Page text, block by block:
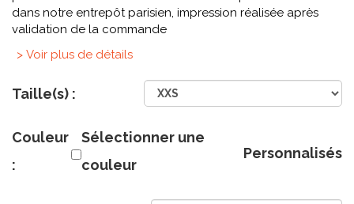
dans notre entrepôt parisien, impression réalisée après
validation de la commande
> Voir plus de détails
Taille(s) :
Couleur
:
Sélectionner une
couleur
Personnalisés